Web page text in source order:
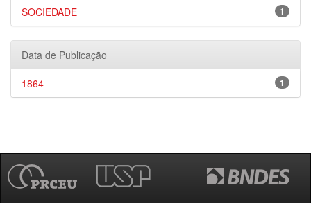
1
SOCIEDADE
Data de Publicação
1
1864